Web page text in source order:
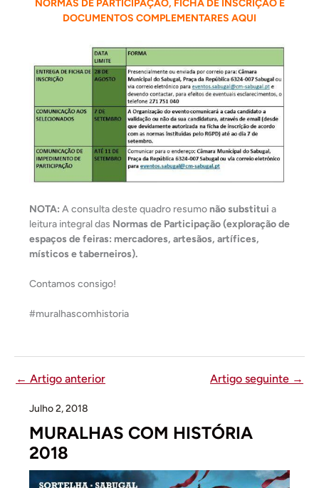
NORMAS DE PARTICIPAÇÃO, FICHA DE INSCRIÇÃO E
DOCUMENTOS COMPLEMENTARES AQUI
NOTA: A consulta deste quadro resumonão substitui a
leitura integral das Normas de Participação (exploração de
espaços de feiras: mercadores, artesãos, artífices,
místicos e taberneiros).
Contamos consigo!
#muralhascomhistoria
← Artigo anterior Artigo seguinte →
Julho 2, 2018
MURALHAS COM HISTÓRIA
2018